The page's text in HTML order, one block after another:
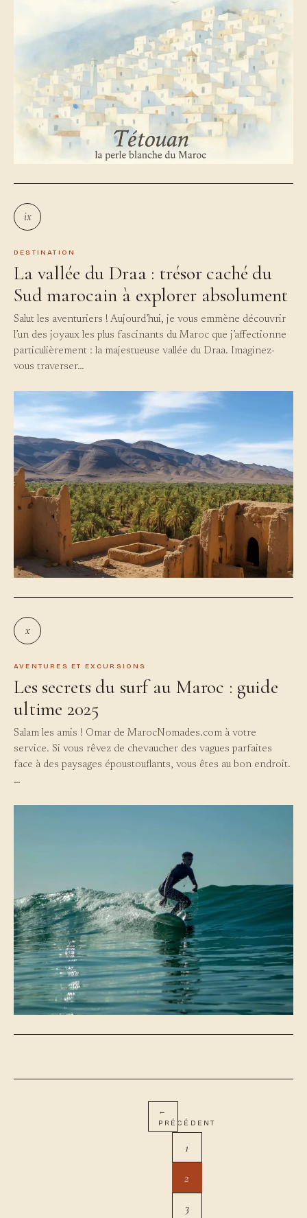
ix
DESTINATION
La vallée du Draa : trésor caché du
Sud marocain à explorer absolument
Salut les aventuriers ! Aujourd’hui, je vous emmène découvrir
l’un des joyaux les plus fascinants du Maroc que j’affectionne
particulièrement : la majestueuse vallée du Draa. Imaginez-
vous traverser…
x
AVENTURES ET EXCURSIONS
Les secrets du surf au Maroc : guide
ultime 2025
Salam les amis ! Omar de MarocNomades.com à votre
service. Si vous rêvez de chevaucher des vagues parfaites
face à des paysages époustouflants, vous êtes au bon endroit.
…
←
PRÉCÉDENT
1
2
3